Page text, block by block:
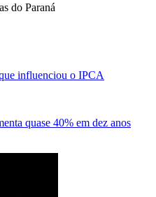
do Paraná
influenciou o IPCA
quase 40% em dez anos